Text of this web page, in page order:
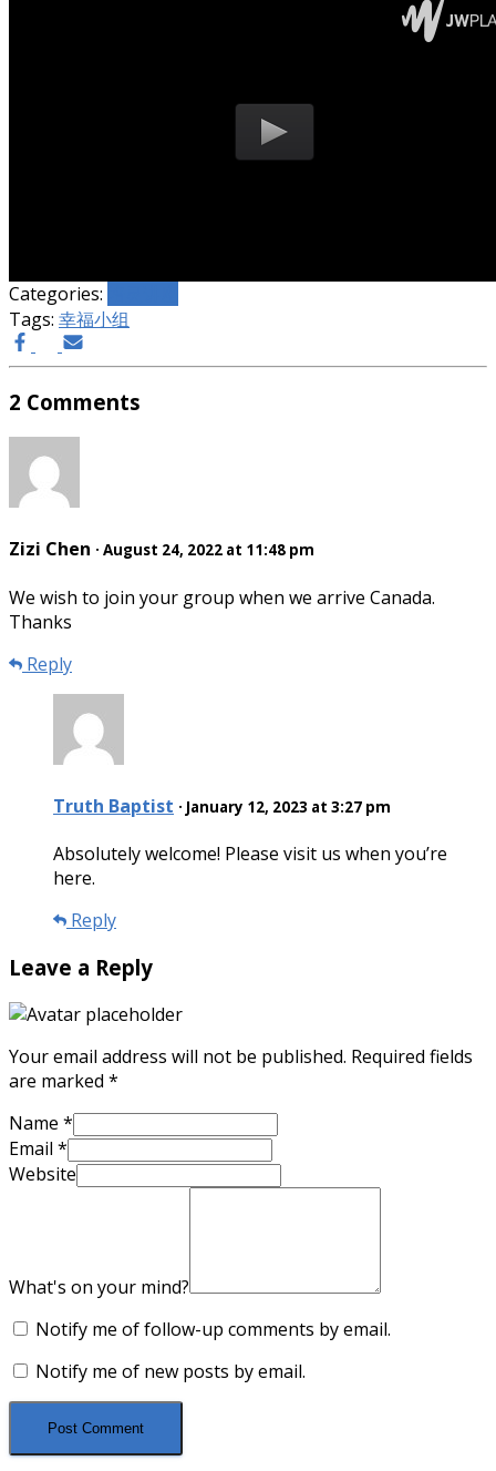
Categories:
Tags: 幸福小组
2 Comments
Zizi Chen · August 24, 2022 at 11:48 pm
We wish to join your group when we arrive Canada.
Thanks
Reply
Truth Baptist · January 12, 2023 at 3:27 pm
Absolutely welcome! Please visit us when you’re
here.
Reply
Leave a Reply
Your email address will not be published. Required fields
are marked *
Name *
Email *
Website
What's on your mind?
Notify me of follow-up comments by email.
Notify me of new posts by email.